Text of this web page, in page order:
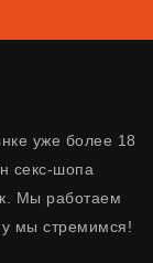
уже более 18
секс-шопа
Мы работаем
мы стремимся!